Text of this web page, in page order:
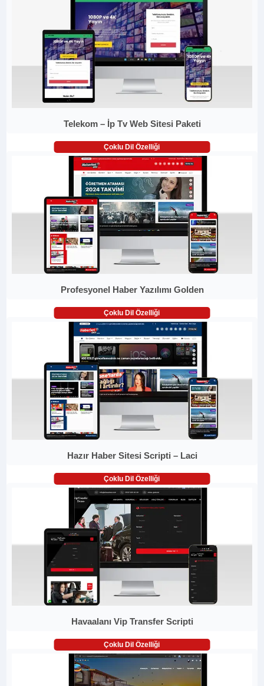
Telekom – İp Tv Web Sitesi Paketi
Çoklu Dil Özelliği
Profesyonel Haber Yazılımı Golden
Çoklu Dil Özelliği
Hazır Haber Sitesi Scripti – Laci
Çoklu Dil Özelliği
Havaalanı Vip Transfer Scripti
Çoklu Dil Özelliği